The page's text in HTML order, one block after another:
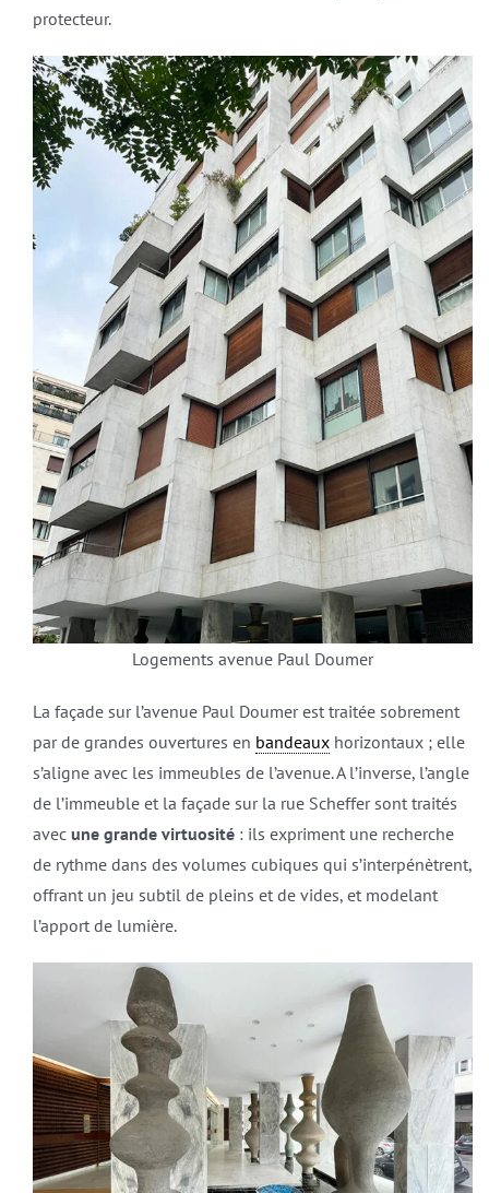
protecteur.
Logements avenue Paul Doumer
La façade sur l’avenue Paul Doumer est traitée sobrement
par de grandes ouvertures en bandeauxhorizontaux ; elle
s’aligne avec les immeubles de l’avenue. A l’inverse, l’angle
de l’immeuble et la façade sur la rue Scheffer sont traités
avec une grande virtuosité: ils expriment une recherche
de rythme dans des volumes cubiques qui s’interpénètrent,
offrant un jeu subtil de pleins et de vides, et modelant
l’apport de lumière.